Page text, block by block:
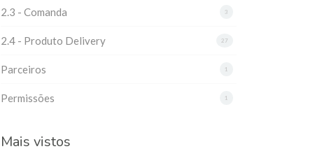
3
2.3 - Comanda
27
2.4 - Produto Delivery
1
Parceiros
1
Permissões
Mais vistos